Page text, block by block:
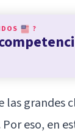
?
las grandes
eso, en